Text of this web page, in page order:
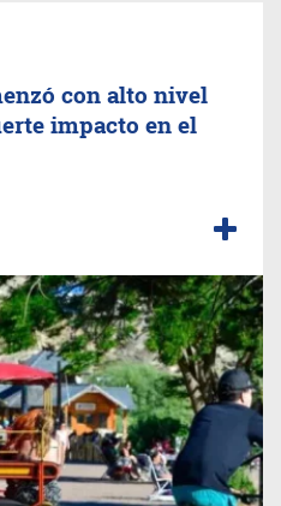
con alto nivel
impacto en el